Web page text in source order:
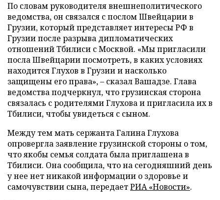
По словам руководителя внешнеполитического
ведомства, он связался с послом Швейцарии в
Грузии, который представляет интересы РФ в
Грузии после разрыва дипломатических
отношений Тбилиси с Москвой. «Мы пригласили
посла Швейцарии посмотреть, в каких условиях
находится Глухов в Грузии и насколько
защищены его права», – сказал Вашадзе. Глава
ведомства подчеркнул, что грузинская сторона
связалась с родителями Глухова и пригласила их в
Тбилиси, чтобы увидеться с сыном.
Между тем мать сержанта Галина Глухова
опровергла заявление грузинской стороны о том,
что якобы семья солдата была приглашена в
Тбилиси. Она сообщила, что на сегодняшний день
у нее нет никакой информации о здоровье и
самочувствии сына, передаетРИА «Новости».